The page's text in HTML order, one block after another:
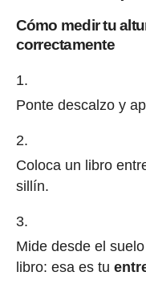
Cómo medir tu
correctamente
Ponte descalzo y
Coloca un libro
sillín.
Mide desde el
libro: esa es tu